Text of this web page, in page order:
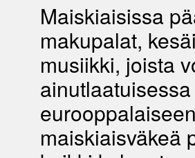
Maiskiaisissa
makupalat,
musiikki, joista
maiskiaisväkeä